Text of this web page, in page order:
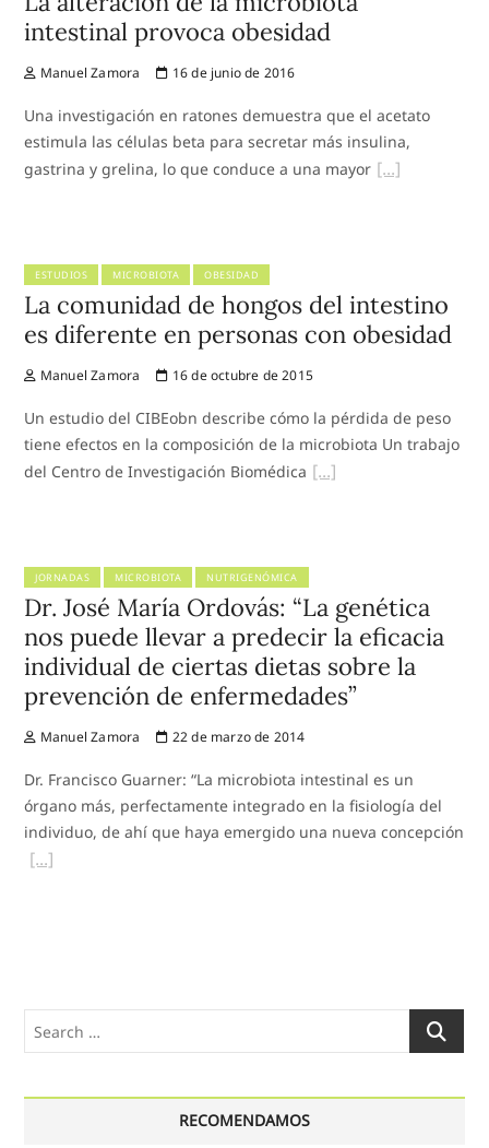
intestinal provoca obesidad
Manuel Zamora 16 de junio de 2016
Una investigación en ratones demuestra que el acetato
estimula las células beta para secretar más insulina,
gastrina y grelina, lo que conduce a una mayor
ESTUDIOS MICROBIOTA OBESIDAD
La comunidad de hongos del intestino
es diferente en personas con obesidad
Manuel Zamora 16 de octubre de 2015
Un estudio del CIBEobn describe cómo la pérdida de peso
tiene efectos en la composición de la microbiota Un trabajo
del Centro de Investigación Biomédica
JORNADAS MICROBIOTA NUTRIGENÓMICA
Dr. José María Ordovás: “La genética
nos puede llevar a predecir la eficacia
individual de ciertas dietas sobre la
prevención de enfermedades”
Manuel Zamora 22 de marzo de 2014
Dr. Francisco Guarner: “La microbiota intestinal es un
órgano más, perfectamente integrado en la fisiología del
individuo, de ahí que haya emergido una nueva concepción
Search
…
RECOMENDAMOS